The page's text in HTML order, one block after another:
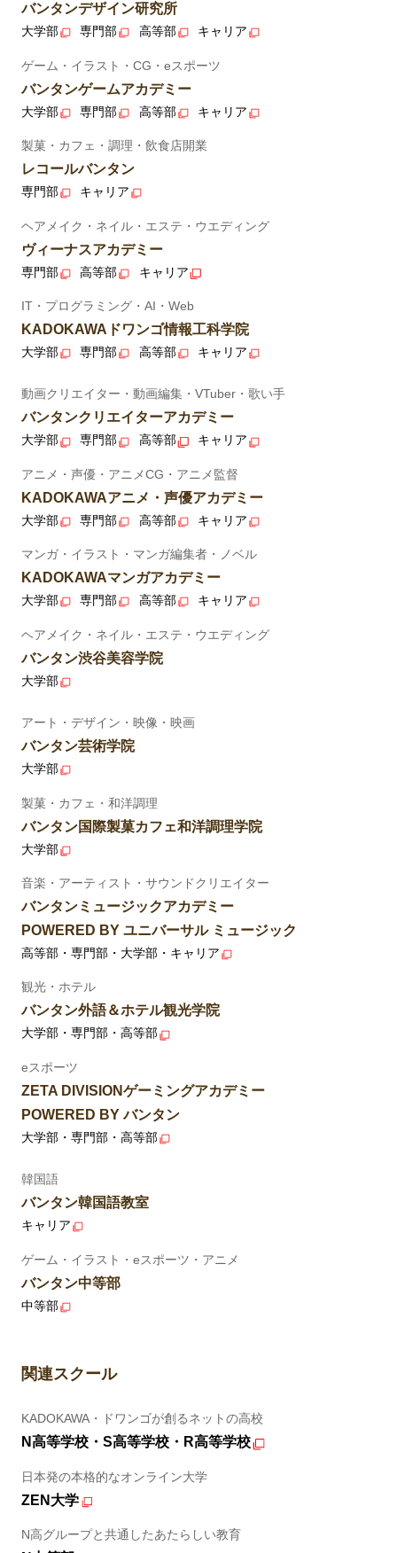
バンタンデザイン研究所
大学部 専門部 高等部 キャリア
ゲーム・イラスト・CG・eスポーツ
バンタンゲームアカデミー
大学部 専門部 高等部 キャリア
製菓・カフェ・調理・飲食店開業
レコールバンタン
専門部 キャリア
ヘアメイク・ネイル・エステ・ウエディング
ヴィーナスアカデミー
専門部 高等部 キャリア
IT・プログラミング・AI・Web
KADOKAWAドワンゴ情報工科学院
大学部 専門部 高等部 キャリア
動画クリエイター・動画編集・VTuber・歌い手
バンタンクリエイターアカデミー
大学部 専門部 高等部 キャリア
アニメ・声優・アニメCG・アニメ監督
KADOKAWAアニメ・声優アカデミー
大学部 専門部 高等部 キャリア
マンガ・イラスト・マンガ編集者・ノベル
KADOKAWAマンガアカデミー
大学部 専門部 高等部 キャリア
ヘアメイク・ネイル・エステ・ウエディング
バンタン渋谷美容学院
大学部
アート・デザイン・映像・映画
バンタン芸術学院
大学部
製菓・カフェ・和洋調理
バンタン国際製菓カフェ和洋調理学院
大学部
音楽・アーティスト・サウンドクリエイター
バンタンミュージックアカデミー
POWERED BY ユニバーサル ミュージック
高等部・専門部・大学部・キャリア
観光・ホテル
バンタン外語＆ホテル観光学院
大学部・専門部・高等部
eスポーツ
ZETA DIVISIONゲーミングアカデミー
POWERED BY バンタン
大学部・専門部・高等部
韓国語
バンタン韓国語教室
キャリア
ゲーム・イラスト・eスポーツ・アニメ
バンタン中等部
中等部
関連スクール
KADOKAWA・ドワンゴが創るネットの高校
N高等学校・S高等学校・R高等学校
日本発の本格的なオンライン大学
ZEN大学
N高グループと共通したあたらしい教育